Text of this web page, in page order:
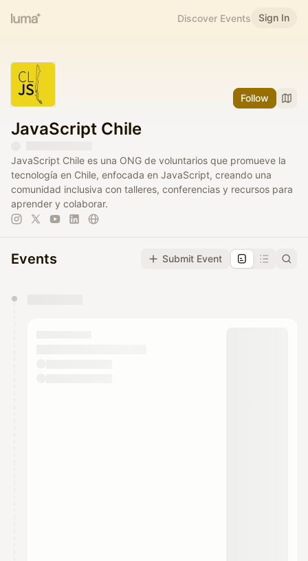
Discover Events Sign In
Follow
JavaScript Chile
JavaScript Chile es una ONG de voluntarios que promueve la
tecnología en Chile, enfocada en JavaScript, creando una
comunidad inclusiva con talleres, conferencias y recursos para
aprender y colaborar.
Events Submit Event